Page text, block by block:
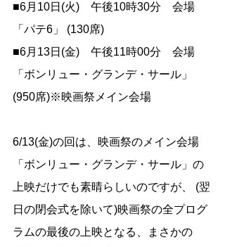
■6月10日(火)　午後10時30分　会場
「パテ6」 (130席)
■6月13日(金)　午後11時00分　会場
「ボンリュー・グランデ・サール」
(950席)※映画祭メイン会場
6/13(金)の回は、映画祭のメイン会場
「ボンリュー・グランデ・サール」の
上映だけでも素晴らしいのですが、 (翌
日の閉会式を除いて)映画祭の全プログ
ラムの最後の上映となる、まさかの